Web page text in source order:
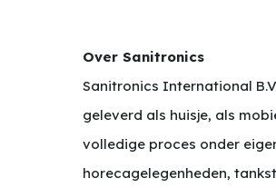
Over Sanitronics
Sanitronics International
geleverd als huisje, als
volledige proces onder
horecagelegenheden,